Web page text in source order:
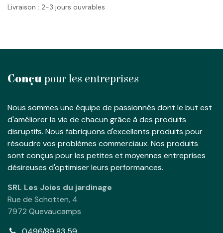
Livraison : 2-3 jours ouvrables
Conçu pour les entreprises
Nous sommes une équipe de passionnés dont le but est
d'améliorer la vie de chacun grâce à des produits
disruptifs. Nous fabriquons d'excellents produits pour
résoudre vos problèmes commerciaux. Nos produits
sont conçus pour les petites et moyennes entreprises
désireuses d'optimiser leurs performances.
SRL Les Joies du jardinage
Rue de Schotten, 4
7972 Quevaucamps